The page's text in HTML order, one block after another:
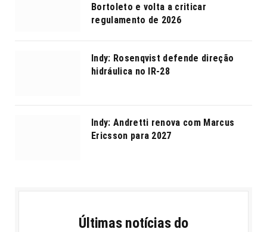
Bortoleto e volta a criticar
regulamento de 2026
Indy: Rosenqvist defende direção
hidráulica no IR-28
Indy: Andretti renova com Marcus
Ericsson para 2027
Últimas notícias do